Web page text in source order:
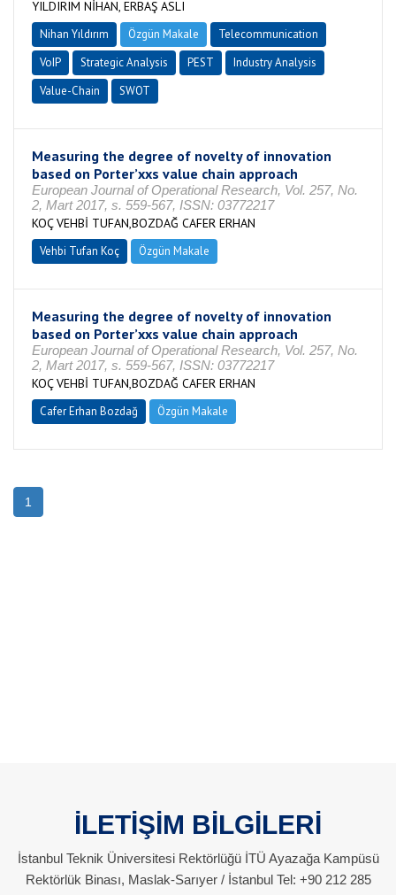
YILDIRIM NİHAN, ERBAŞ ASLI
Nihan Yıldırım Özgün Makale
Telecommunication
VoIP
Strategic Analysis PEST
Industry Analysis
Value-Chain
SWOT
Measuring the degree of novelty of innovation
based on Porter’xxs value chain approach
European Journal of Operational Research, Vol. 257, No.
2, Mart 2017, s. 559-567, ISSN: 03772217
KOÇ VEHBİ TUFAN,BOZDAĞ CAFER ERHAN
Vehbi Tufan Koç Özgün Makale
Measuring the degree of novelty of innovation
based on Porter’xxs value chain approach
European Journal of Operational Research, Vol. 257, No.
2, Mart 2017, s. 559-567, ISSN: 03772217
KOÇ VEHBİ TUFAN,BOZDAĞ CAFER ERHAN
Cafer Erhan Bozdağ Özgün Makale
1
İLETİŞİM BİLGİLERİ
İstanbul Teknik Üniversitesi Rektörlüğü İTÜ Ayazağa Kampüsü
Rektörlük Binası, Maslak-Sarıyer / İstanbul Tel: +90 212 285